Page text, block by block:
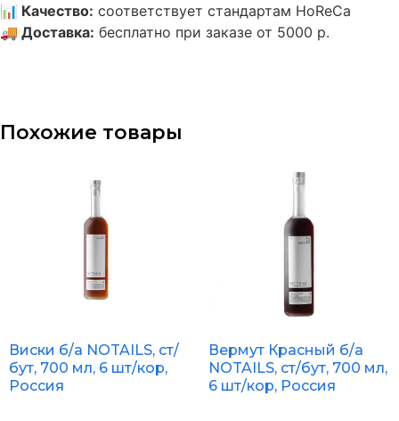
📊 Качество: соответствует стандартам HoReCa
🚚 Доставка: бесплатно при заказе от 5000 р.
Похожие товары
Виски б/а NOTAILS, ст/
бут, 700 мл, 6 шт/кор,
Россия
Вермут Красный б/а
NOTAILS, ст/бут, 700 мл,
6 шт/кор, Россия